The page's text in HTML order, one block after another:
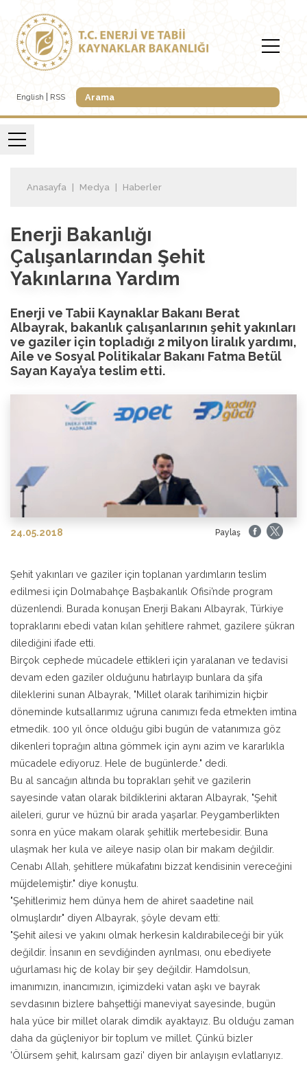
English RSS
Anasayfa Medya Haberler
Enerji Bakanlığı
Çalışanlarından Şehit
Yakınlarına Yardım
Enerji ve Tabii Kaynaklar Bakanı Berat
Albayrak, bakanlık çalışanlarının şehit yakınları
ve gaziler için topladığı 2 milyon liralık yardımı,
Aile ve Sosyal Politikalar Bakanı Fatma Betül
Sayan Kaya’ya teslim etti.
24.05.2018 Paylaş
Şehit yakınları ve gaziler için toplanan yardımların teslim
edilmesi için Dolmabahçe Başbakanlık Ofisi’nde program
düzenlendi. Burada konuşan Enerji Bakanı Albayrak, Türkiye
topraklarını ebedi vatan kılan şehitlere rahmet, gazilere şükran
dilediğini ifade etti.
Birçok cephede mücadele ettikleri için yaralanan ve tedavisi
devam eden gaziler olduğunu hatırlayıp bunlara da şifa
dileklerini sunan Albayrak, "Millet olarak tarihimizin hiçbir
döneminde kutsallarımız uğruna canımızı feda etmekten imtina
etmedik. 100 yıl önce olduğu gibi bugün de vatanımıza göz
dikenleri toprağın altına gömmek için aynı azim ve kararlıkla
mücadele ediyoruz. Hele de bugünlerde." dedi.
Bu al sancağın altında bu toprakları şehit ve gazilerin
sayesinde vatan olarak bildiklerini aktaran Albayrak, "Şehit
aileleri, gurur ve hüznü bir arada yaşarlar. Peygamberlikten
sonra en yüce makam olarak şehitlik mertebesidir. Buna
ulaşmak her kula ve aileye nasip olan bir makam değildir.
Cenabı Allah, şehitlere mükafatını bizzat kendisinin vereceğini
müjdelemiştir." diye konuştu.
"Şehitlerimiz hem dünya hem de ahiret saadetine nail
olmuşlardır" diyen Albayrak, şöyle devam etti:
"Şehit ailesi ve yakını olmak herkesin kaldırabileceği bir yük
değildir. İnsanın en sevdiğinden ayrılması, onu ebediyete
uğurlaması hiç de kolay bir şey değildir. Hamdolsun,
imanımızın, inancımızın, içimizdeki vatan aşkı ve bayrak
sevdasının bizlere bahşettiği maneviyat sayesinde, bugün
hala yüce bir millet olarak dimdik ayaktayız. Bu olduğu zaman
daha da güçleniyor bir toplum ve millet. Çünkü bizler
'Ölürsem şehit, kalırsam gazi' diyen bir anlayışın evlatlarıyız.